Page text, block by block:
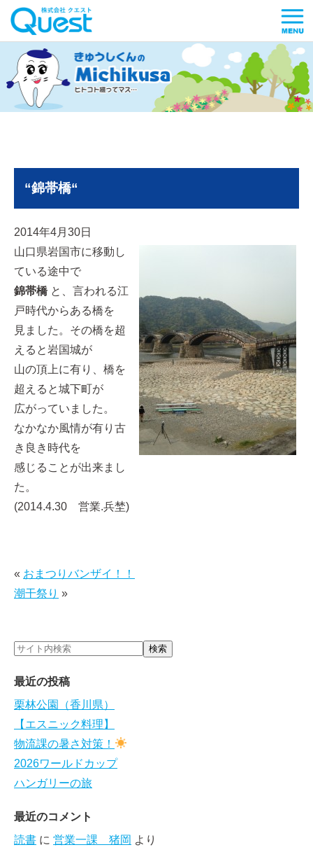
“錦帯橋“
2014年4月30日
山口県岩国市に移動し
ている途中で
錦帯橋 と、言われる江
戸時代からある橋を
見ました。その橋を超
えると岩国城が
山の頂上に有り、橋を
超えると城下町が
広がっていました。
なかなか風情が有り古
き良き時代を
感じることが出来まし
た。
(2014.4.30 営業.兵埜)
« おまつりバンザイ！！
潮干祭り »
最近の投稿
栗林公園（香川県）
【エスニック料理】
物流課の暑さ対策！
2026ワールドカップ
ハンガリーの旅
最近のコメント
読書 に 営業一課 猪岡 より